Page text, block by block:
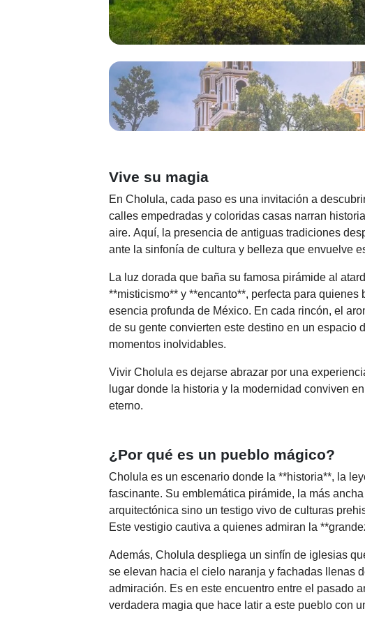
Vive su magia
En Cholula, cada paso es una invitación a
calles empedradas y coloridas casas narran
aire. Aquí, la presencia de antiguas tradiciones
ante la sinfonía de cultura y belleza que envuelve
La luz dorada que baña su famosa pirámide al
**misticismo** y **encanto**, perfecta para
esencia profunda de México. En cada rincón, el
de su gente convierten este destino en un espacio
momentos inolvidables.
Vivir Cholula es dejarse abrazar por una
lugar donde la historia y la modernidad conviven
eterno.
¿Por qué es un pueblo mágico?
Cholula es un escenario donde la **historia**, la
fascinante. Su emblemática pirámide, la más
arquitectónica sino un testigo vivo de culturas
Este vestigio cautiva a quienes admiran la
Además, Cholula despliega un sinfín de iglesias
se elevan hacia el cielo naranja y fachadas llenas
admiración. Es en este encuentro entre el pasado
verdadera magia que hace latir a este pueblo con